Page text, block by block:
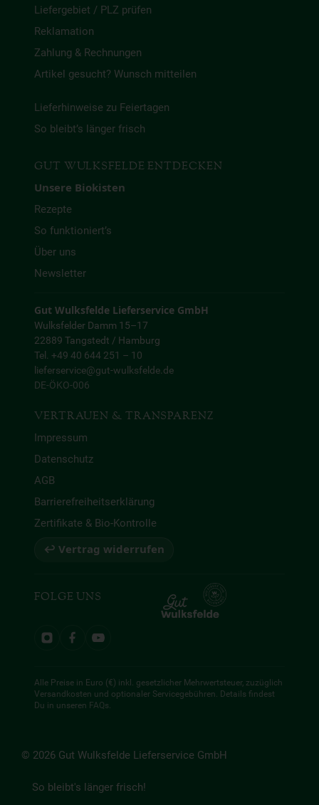
Liefergebiet / PLZ prüfen
Reklamation
Zahlung & Rechnungen
Artikel gesucht? Wunsch mitteilen
Lieferhinweise zu Feiertagen
So bleibt’s länger frisch
GUT WULKSFELDE ENTDECKEN
Unsere Biokisten
Rezepte
So funktioniert’s
Über uns
Newsletter
Gut Wulksfelde Lieferservice GmbH
Wulksfelder Damm 15–17
22889 Tangstedt / Hamburg
Tel. +49 40 644 251 – 10
lieferservice@gut-wulksfelde.de
DE-ÖKO-006
VERTRAUEN & TRANSPARENZ
Impressum
Datenschutz
AGB
Barrierefreiheitserklärung
Zertifikate & Bio-Kontrolle
↩ Vertrag widerrufen
FOLGE UNS
Alle Preise in Euro (€) inkl. gesetzlicher Mehrwertsteuer, zuzüglich
Versandkosten und optionaler Servicegebühren. Details findest
Du in unseren FAQs.
© 2026 Gut Wulksfelde Lieferservice GmbH
So bleibt's länger frisch!